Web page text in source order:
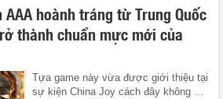
hoành tráng từ Trung Quốc
thành chuẩn mực mới của
Tựa game này vừa được giới thiệu tại
sự kiện China Joy cách đây không ...